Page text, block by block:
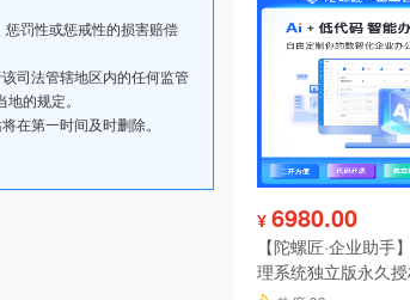
罚性或惩戒性的损害赔偿
司法管辖地区内的任何监管
的规定。
在第一时间及时删除。
¥ 6980.00
【陀螺匠·企业助手
理系统独立版永久